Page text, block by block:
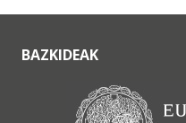
BAZKIDEAK